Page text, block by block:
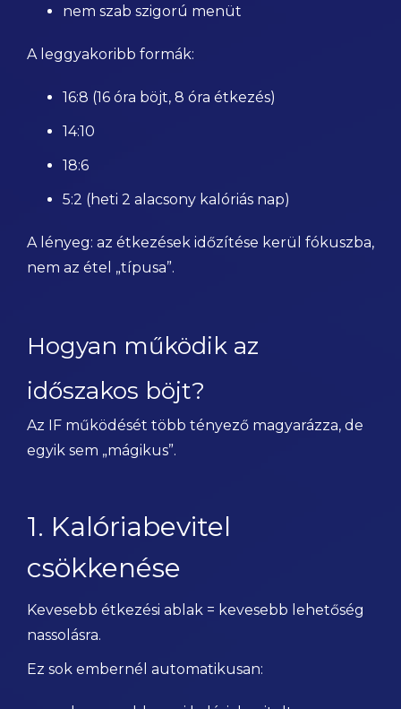
nem szab szigorú menüt
A leggyakoribb formák:
16:8 (16 óra böjt, 8 óra étkezés)
14:10
18:6
5:2 (heti 2 alacsony kalóriás nap)
A lényeg: az étkezések időzítése kerül fókuszba,
nem az étel „típusa”.
Hogyan működik az
időszakos böjt?
Az IF működését több tényező magyarázza, de
egyik sem „mágikus”.
1. Kalóriabevitel
csökkenése
Kevesebb étkezési ablak = kevesebb lehetőség
nassolásra.
Ez sok embernél automatikusan: